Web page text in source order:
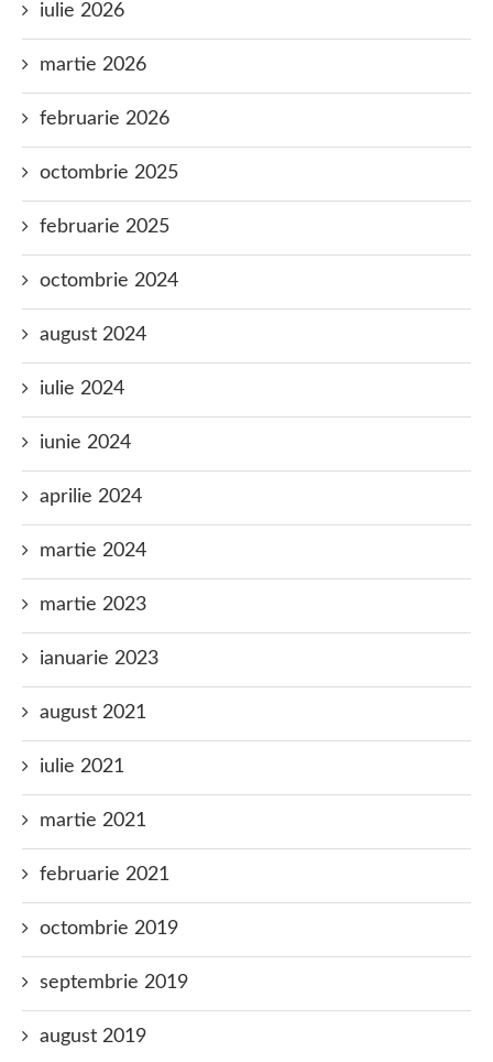
iulie 2026
martie 2026
februarie 2026
octombrie 2025
februarie 2025
octombrie 2024
august 2024
iulie 2024
iunie 2024
aprilie 2024
martie 2024
martie 2023
ianuarie 2023
august 2021
iulie 2021
martie 2021
februarie 2021
octombrie 2019
septembrie 2019
august 2019